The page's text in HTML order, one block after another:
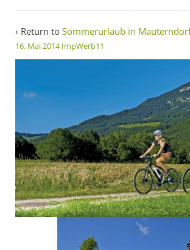
‹ Return to Sommerurlaub in
16. Mai 2014 ImpWerb11